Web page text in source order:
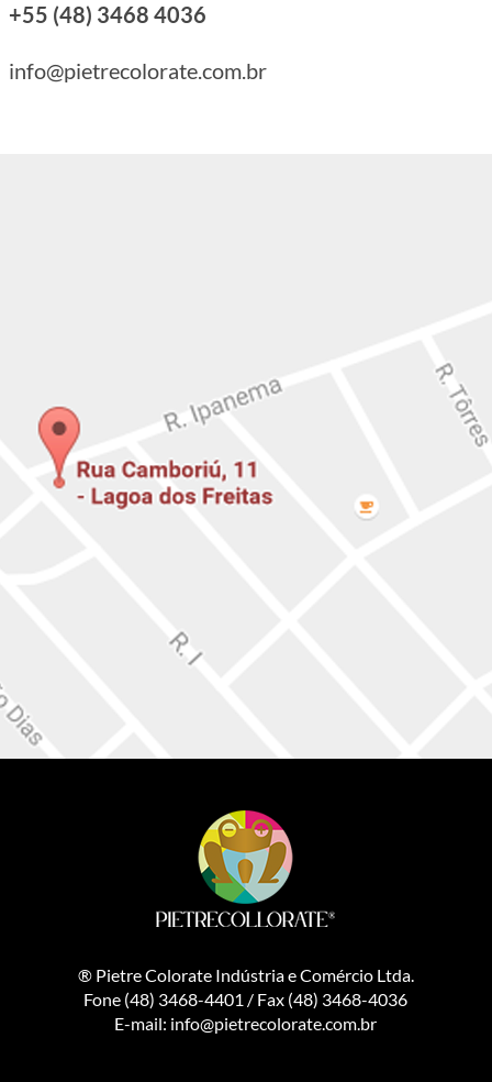
+55 (48) 3468 4036
info@pietrecolorate.com.br
® Pietre Colorate Indústria e Comércio Ltda.
Fone (48) 3468-4401 / Fax (48) 3468-4036
E-mail: info@pietrecolorate.com.br